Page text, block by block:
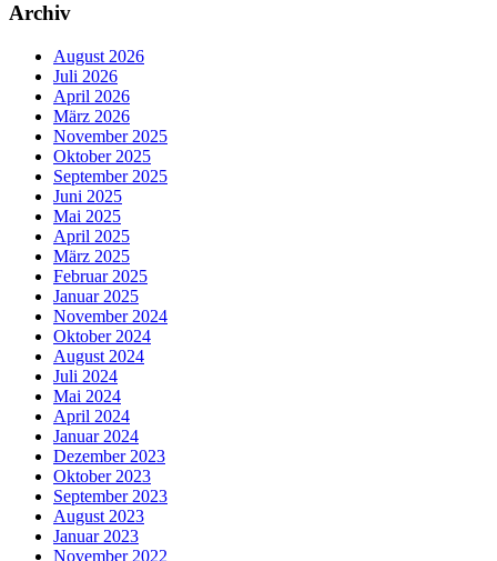
Archiv
August 2026
Juli 2026
April 2026
März 2026
November 2025
Oktober 2025
September 2025
Juni 2025
Mai 2025
April 2025
März 2025
Februar 2025
Januar 2025
November 2024
Oktober 2024
August 2024
Juli 2024
Mai 2024
April 2024
Januar 2024
Dezember 2023
Oktober 2023
September 2023
August 2023
Januar 2023
November 2022